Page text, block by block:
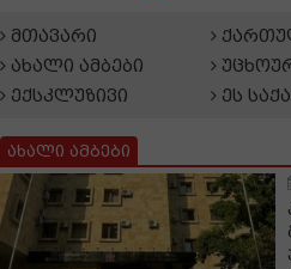
მთავარი
ახალი ამბები
ექსკლუზივი
ეს
ახალი ამბები